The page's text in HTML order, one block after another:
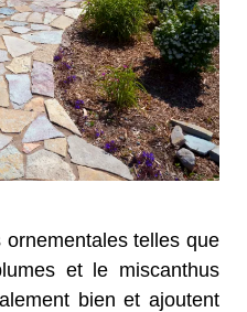
ornementales telles que
et le miscanthus
bien et ajoutent